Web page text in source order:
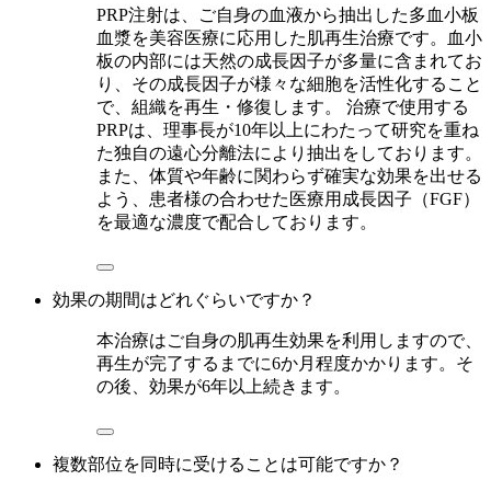
PRP注射は、ご自身の血液から抽出した多血小板
血漿を美容医療に応用した肌再生治療です。血小
板の内部には天然の成長因子が多量に含まれてお
り、その成長因子が様々な細胞を活性化すること
で、組織を再生・修復します。 治療で使用する
PRPは、理事長が10年以上にわたって研究を重ね
た独自の遠心分離法により抽出をしております。
また、体質や年齢に関わらず確実な効果を出せる
よう、患者様の合わせた医療用成長因子（FGF）
を最適な濃度で配合しております。
効果の期間はどれぐらいですか？
本治療はご自身の肌再生効果を利用しますので、
再生が完了するまでに6か月程度かかります。そ
の後、効果が6年以上続きます。
複数部位を同時に受けることは可能ですか？